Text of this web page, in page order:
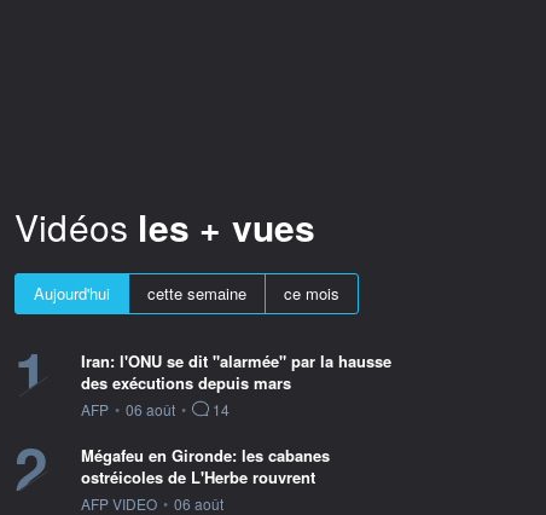
Vidéos les + vues
Aujourd'hui cette semaine ce mois
1
Iran: l'ONU se dit "alarmée" par la hausse
des exécutions depuis mars
information fournie par
AFP • 06 août • 14
2
Mégafeu en Gironde: les cabanes
ostréicoles de L'Herbe rouvrent
information fournie par
AFP VIDEO • 06 août